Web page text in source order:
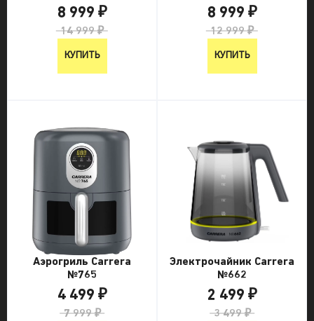
8 999 ₽
14 999 ₽
КУПИТЬ
8 999 ₽
12 999 ₽
КУПИТЬ
Аэрогриль Carrera
№765
4 499 ₽
7 999 ₽
Электрочайник Carrera
№662
2 499 ₽
3 499 ₽